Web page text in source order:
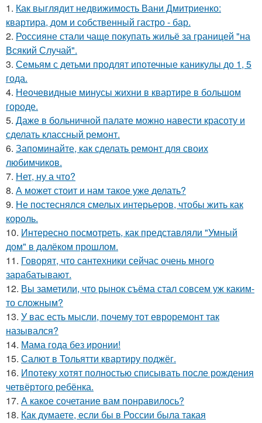
1. Как выглядит недвижимость Вани Дмитриенко:
квартира, дом и собственный гастро - бар.
2. Россияне стали чаще покупать жильё за границей "на
Всякий Случай".
3. Семьям с детьми продлят ипотечные каникулы до 1, 5
года.
4. Неочевидные минусы жихни в квартире в большом
городе.
5. Даже в больничной палате можно навести красоту и
сделать классный ремонт.
6. Запоминайте, как сделать ремонт для своих
любимчиков.
7. Нет, ну а что?
8. А может стоит и нам такое уже делать?
9. Не постеснялся смелых интерьеров, чтобы жить как
король.
10. Интересно посмотреть, как представляли "Умный
дом" в далёком прошлом.
11. Говорят, что сантехники сейчас очень много
зарабатывают.
12. Вы заметили, что рынок съёма стал совсем уж каким-
то сложным?
13. У вас есть мысли, почему тот евроремонт так
назывался?
14. Мама года без иронии!
15. Салют в Тольятти квартиру поджёг.
16. Ипотеку хотят полностью списывать после рождения
четвёртого ребёнка.
17. А какое сочетание вам понравилось?
18. Как думаете, если бы в России была такая